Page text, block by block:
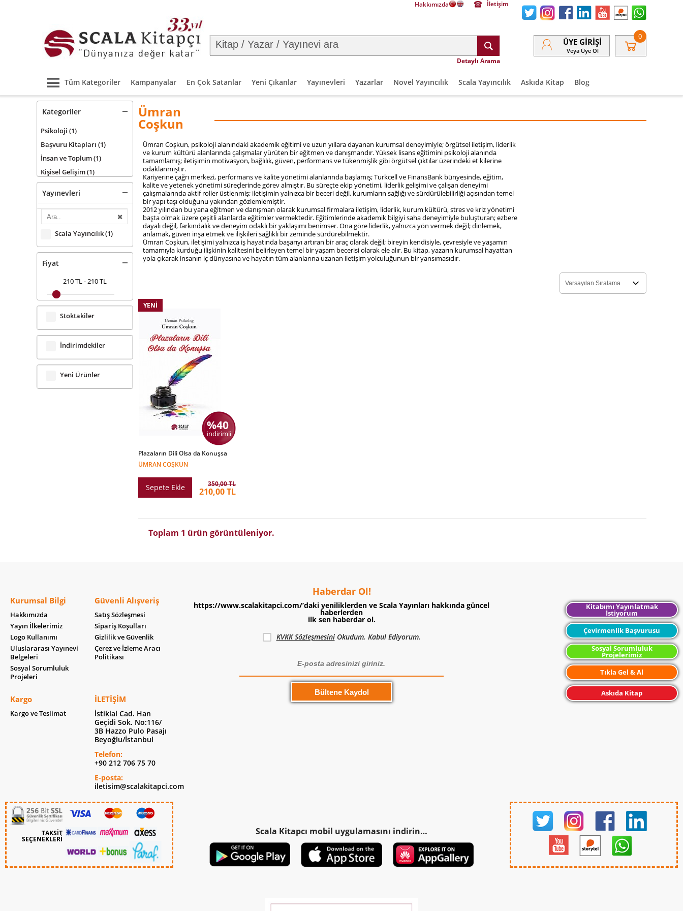
Hakkımızda İletişim
Detaylı Arama
ÜYE GIRIŞI
Veya Üye Ol
0
Tüm Kategoriler Kampanyalar En Çok Satanlar Yeni Çıkanlar Yayınevleri Yazarlar Novel Yayıncılık Scala Yayıncılık Askıda Kitap Blog
Kategoriler
Psikoloji (1)
Başvuru Kitapları (1)
İnsan ve Toplum(1)
Kişisel Gelişim(1)
Yayınevleri
Scala Yayıncılık(1)
Fiyat
210 TL-210 TL
Stoktakiler
İndirimdekiler
Yeni Ürünler
Ümran
Coşkun
Ümran Coşkun, psikoloji alanındaki akademik eğitimi ve uzun yıllara dayanan kurumsal deneyimiyle; örgütsel iletişim, liderlik
ve kurum kültürü alanlarında çalışmalar yürüten bir eğitmen ve danışmandır. Yüksek lisans eğitimini psikoloji alanında
tamamlamış; iletişimin motivasyon, bağlılık, güven, performans ve tükenmişlik gibi örgütsel çıktılar üzerindeki et kilerine
odaklanmıştır.
Kariyerine çağrı merkezi, performans ve kalite yönetimi alanlarında başlamış; Turkcell ve FinansBank bünyesinde, eğitim,
kalite ve yetenek yönetimi süreçlerinde görev almıştır. Bu süreçte ekip yönetimi, liderlik gelişimi ve çalışan deneyimi
çalışmalarında aktif roller üstlenmiş; iletişimin yalnızca bir beceri değil, kurumların sağlığı ve sürdürülebilirliği açısından temel
bir yapı taşı olduğunu yakından gözlemlemiştir.
2012 yılından bu yana eğitmen ve danışman olarak kurumsal firmalara iletişim, liderlik, kurum kültürü, stres ve kriz yönetimi
başta olmak üzere çeşitli alanlarda eğitimler vermektedir. Eğitimlerinde akademik bilgiyi saha deneyimiyle buluşturan; ezbere
dayalı değil, farkındalık ve deneyim odaklı bir yaklaşımı benimser. Ona göre liderlik, yalnızca yön vermek değil; dinlemek,
anlamak, güven inşa etmek ve ilişkileri sağlıklı bir zeminde sürdürebilmektir.
Ümran Coşkun, iletişimi yalnızca iş hayatında başarıyı artıran bir araç olarak değil; bireyin kendisiyle, çevresiyle ve yaşamın
tamamıyla kurduğu ilişkinin kalitesini belirleyen temel bir yaşam becerisi olarak ele alır. Bu kitap, yazarın kurumsal hayattan
yola çıkarak insanın iç dünyasına ve hayatın tüm alanlarına uzanan iletişim yolculuğunun bir yansımasıdır.
%40
indirimli
YENI
Plazaların Dili Olsa da Konuşsa
ÜMRAN COŞKUN
Sepete Ekle 350,00 TL
210,00 TL
Toplam 1 ürün görüntüleniyor.
Kurumsal Bilgi
Hakkımızda
Yayın İlkelerimiz
Logo Kullanımı
Uluslararası Yayınevi
Belgeleri
Sosyal Sorumluluk
Projeleri
Güvenli Alışveriş
Satış Sözleşmesi
Sipariş Koşulları
Gizlilik ve Güvenlik
Çerez ve İzleme Aracı
Politikası
Kargo
Kargo ve Teslimat
İLETIŞIM
İstiklal Cad. Han
Geçidi Sok. No:116/
3B Hazzo Pulo Pasajı
Beyoğlu/İstanbul
Telefon:
+90 212 706 75 70
E-posta:
iletisim@scalakitapci.com
TAKSİT
SEÇENEKLERİ
Haberdar Ol!
https://www.scalakitapci.com/’daki yeniliklerden ve Scala Yayınları hakkında güncel
haberlerden
ilk sen haberdar ol.
KVKK SözleşmesiniOkudum, Kabul Ediyorum.
Scala Kitapcı mobil uygulamasını indirin…
Kitabımı Yayınlatmak
İstiyorum
Çevirmenlik Başvurusu
Sosyal Sorumluluk
Projelerimiz
Tıkla Gel & Al
Askıda Kitap